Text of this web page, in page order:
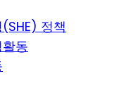
정책
동